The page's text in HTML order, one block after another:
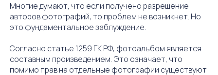
Многие думают, что если получено разрешение
авторов фотографий, то проблем не возникнет. Но
это фундаментальное заблуждение.
Согласно статье 1259 ГК РФ, фотоальбом является
составным произведением. Это означает, что
помимо прав на отдельные фотографии существуют